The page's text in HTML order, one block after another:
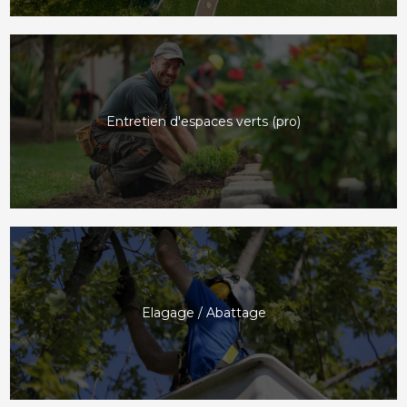
Entretien d'espaces verts (pro)
Elagage / Abattage